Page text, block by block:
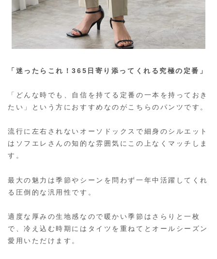
「迷ったらこれ！365日寄り添ってくれる究極の定番」
「どんな時でも、自信を持てる定番の一本を持っておき
たい」という方におすすめなのがこちらのパンツです。
流行に左右されないオーソドックスで細身のシルエット
はソフエレさんの知的な雰囲気にこの上なくマッチしま
す。
最大の魅力は季節やシーンを問わず一年中活躍してくれ
る圧倒的な汎用性です。
適度な厚みの生地感なので暖かい季節はさらりと一枚
で、冷え込む時期にはタイツを重ねてとオールシーズン
愛用いただけます。